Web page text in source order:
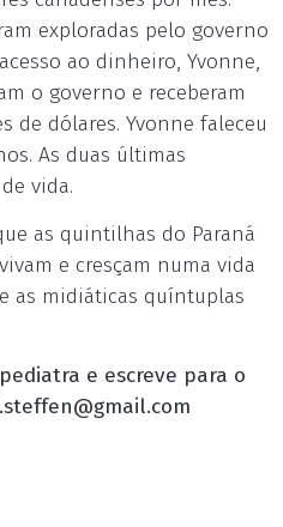
exploradas pelo governo
ao dinheiro, Yvonne,
o governo e receberam
de dólares. Yvonne faleceu
As duas últimas
vida.
as quintilhas do Paraná
e cresçam numa vida
as midiáticas quíntuplas
e escreve para o